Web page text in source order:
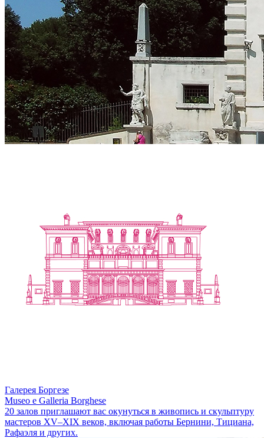
Галерея Боргезе
Museo e Galleria Borghese
20 залов приглашают вас окунуться в живопись и скульптуру
мастеров XV–XIX веков, включая работы Бернини, Тициана,
Рафаэля и других.